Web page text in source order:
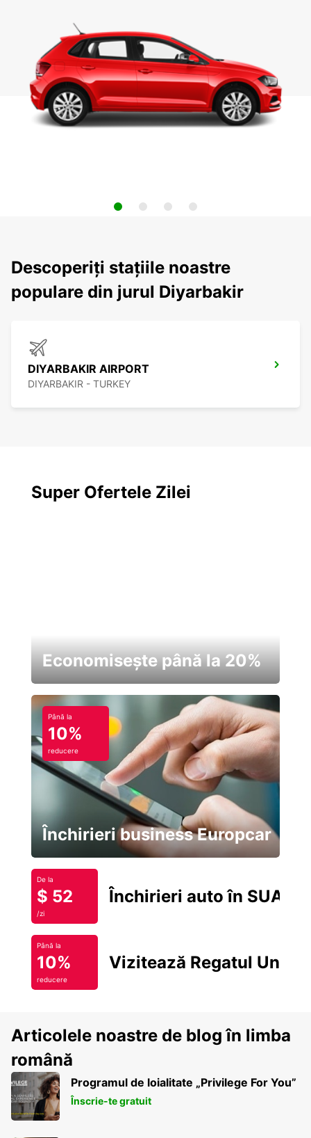
Descoperiți stațiile noastre
populare din jurul Diyarbakir
DIYARBAKIR AIRPORT
DIYARBAKIR - TURKEY
Super Ofertele Zilei
Economisește până la 20%
Până la
10%
reducere
Închirieri business Europcar
De la
$ 52
/zi
Închirieri auto în SUA
Până la
10%
reducere
Vizitează Regatul Unit
Articolele noastre de blog în limba
română
Programul de loialitate „Privilege For You”
Înscrie-te gratuit